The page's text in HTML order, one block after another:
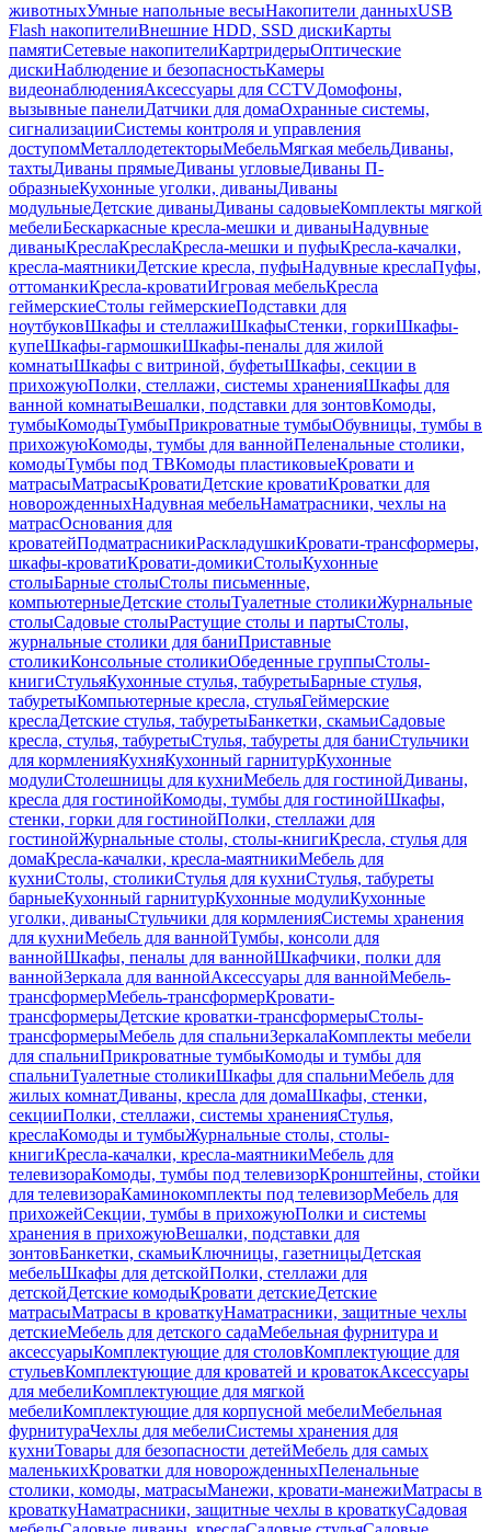
животныхУмные напольные весыНакопители данныхUSB
Flash накопителиВнешние HDD, SSD дискиКарты
памятиСетевые накопителиКартридерыОптические
дискиНаблюдение и безопасностьКамеры
видеонаблюденияАксессуары для CCTVДомофоны,
вызывные панелиДатчики для домаОхранные системы,
сигнализацииСистемы контроля и управления
доступомМеталлодетекторыМебельМягкая мебельДиваны,
тахтыДиваны прямыеДиваны угловыеДиваны П-
образныеКухонные уголки, диваныДиваны
модульныеДетские диваныДиваны садовыеКомплекты мягкой
мебелиБескаркасные кресла-мешки и диваныНадувные
диваныКреслаКреслаКресла-мешки и пуфыКресла-качалки,
кресла-маятникиДетские кресла, пуфыНадувные креслаПуфы,
оттоманкиКресла-кроватиИгровая мебельКресла
геймерскиеСтолы геймерскиеПодставки для
ноутбуковШкафы и стеллажиШкафыСтенки, горкиШкафы-
купеШкафы-гармошкиШкафы-пеналы для жилой
комнатыШкафы с витриной, буфетыШкафы, секции в
прихожуюПолки, стеллажи, системы храненияШкафы для
ванной комнатыВешалки, подставки для зонтовКомоды,
тумбыКомодыТумбыПрикроватные тумбыОбувницы, тумбы в
прихожуюКомоды, тумбы для ваннойПеленальные столики,
комодыТумбы под ТВКомоды пластиковыеКровати и
матрасыМатрасыКроватиДетские кроватиКроватки для
новорожденныхНадувная мебельНаматрасники, чехлы на
матрасОснования для
кроватейПодматрасникиРаскладушкиКровати-трансформеры,
шкафы-кроватиКровати-домикиСтолыКухонные
столыБарные столыСтолы письменные,
компьютерныеДетские столыТуалетные столикиЖурнальные
столыСадовые столыРастущие столы и партыСтолы,
журнальные столики для баниПриставные
столикиКонсольные столикиОбеденные группыСтолы-
книгиСтульяКухонные стулья, табуретыБарные стулья,
табуретыКомпьютерные кресла, стульяГеймерские
креслаДетские стулья, табуретыБанкетки, скамьиСадовые
кресла, стулья, табуретыСтулья, табуреты для баниСтульчики
для кормленияКухняКухонный гарнитурКухонные
модулиСтолешницы для кухниМебель для гостинойДиваны,
кресла для гостинойКомоды, тумбы для гостинойШкафы,
стенки, горки для гостинойПолки, стеллажи для
гостинойЖурнальные столы, столы-книгиКресла, стулья для
домаКресла-качалки, кресла-маятникиМебель для
кухниСтолы, столикиСтулья для кухниСтулья, табуреты
барныеКухонный гарнитурКухонные модулиКухонные
уголки, диваныСтульчики для кормленияСистемы хранения
для кухниМебель для ваннойТумбы, консоли для
ваннойШкафы, пеналы для ваннойШкафчики, полки для
ваннойЗеркала для ваннойАксессуары для ваннойМебель-
трансформерМебель-трансформерКровати-
трансформерыДетские кроватки-трансформерыСтолы-
трансформерыМебель для спальниЗеркалаКомплекты мебели
для спальниПрикроватные тумбыКомоды и тумбы для
спальниТуалетные столикиШкафы для спальниМебель для
жилых комнатДиваны, кресла для домаШкафы, стенки,
секцииПолки, стеллажи, системы храненияСтулья,
креслаКомоды и тумбыЖурнальные столы, столы-
книгиКресла-качалки, кресла-маятникиМебель для
телевизораКомоды, тумбы под телевизорКронштейны, стойки
для телевизораКаминокомплекты под телевизорМебель для
прихожейСекции, тумбы в прихожуюПолки и системы
хранения в прихожуюВешалки, подставки для
зонтовБанкетки, скамьиКлючницы, газетницыДетская
мебельШкафы для детскойПолки, стеллажи для
детскойДетские комодыКровати детскиеДетские
матрасыМатрасы в кроваткуНаматрасники, защитные чехлы
детскиеМебель для детского садаМебельная фурнитура и
аксессуарыКомплектующие для столовКомплектующие для
стульевКомплектующие для кроватей и кроватокАксессуары
для мебелиКомплектующие для мягкой
мебелиКомплектующие для корпусной мебелиМебельная
фурнитураЧехлы для мебелиСистемы хранения для
кухниТовары для безопасности детейМебель для самых
маленькихКроватки для новорожденныхПеленальные
столики, комоды, матрасыМанежи, кровати-манежиМатрасы в
кроваткуНаматрасники, защитные чехлы в кроваткуСадовая